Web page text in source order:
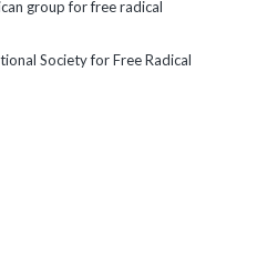
group for free radical
Society for Free Radical